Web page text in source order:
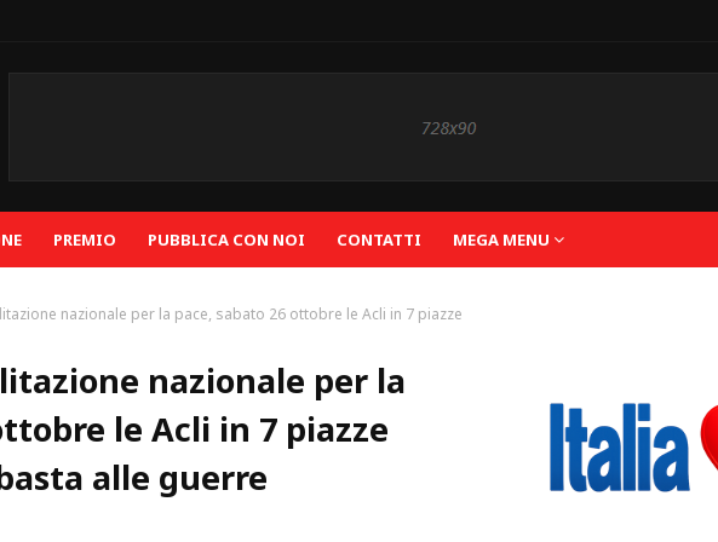
PREMIO PUBBLICA CON NOI CONTATTI MEGA MENU
nazionale per la pace, sabato 26 ottobre le Acli in 7 piazze
nazionale per la
le Acli in 7 piazze
alle guerre